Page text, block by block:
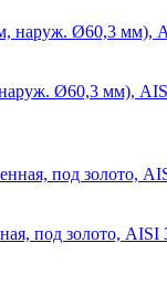
Ø60,3 мм),
под золото, AISI